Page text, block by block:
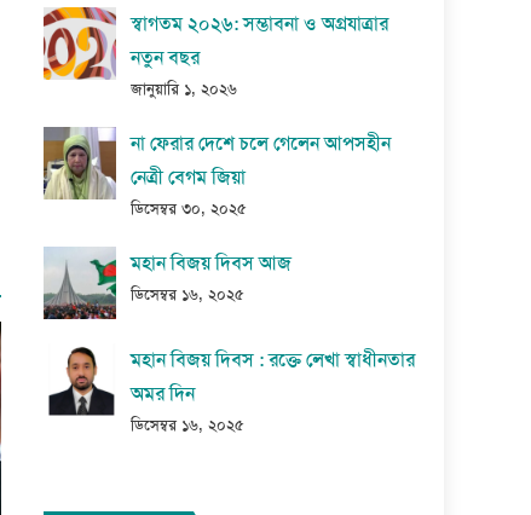
স্বাগতম ২০২৬: সম্ভাবনা ও অগ্রযাত্রার
নতুন বছর
জানুয়ারি ১, ২০২৬
না ফেরার দেশে চলে গেলেন আপসহীন
নেত্রী বেগম জিয়া
ডিসেম্বর ৩০, ২০২৫
মহান বিজয় দিবস আজ
ডিসেম্বর ১৬, ২০২৫
মহান বিজয় দিবস : রক্তে লেখা স্বাধীনতার
অমর দিন
ডিসেম্বর ১৬, ২০২৫